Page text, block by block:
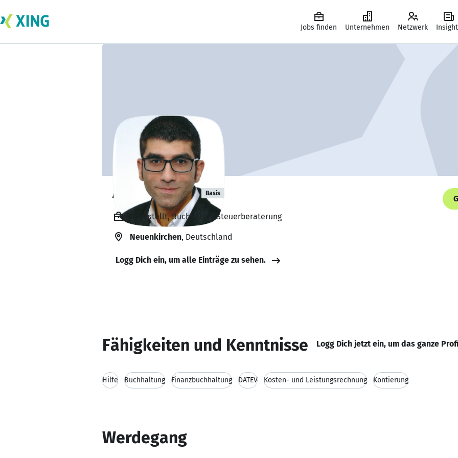
Jobs finden Unternehmen Netzwerk
Anas Hanbali Basis
Angestellt, Buchhalter, Steuerberaterung
Neuenkirchen, Deutschland
Logg Dich ein, um alle Einträge zu sehen.
Fähigkeiten und Kenntnisse Logg Dich jetzt ein, um das ganze
Hilfe Buchhaltung Finanzbuchhaltung DATEV Kosten- und Leistungsrechnung Kontierung
Werdegang